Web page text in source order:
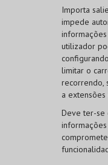
Importa
impede
utilizador
limitar o
recorrendo,
a
Deve ter-se
informações